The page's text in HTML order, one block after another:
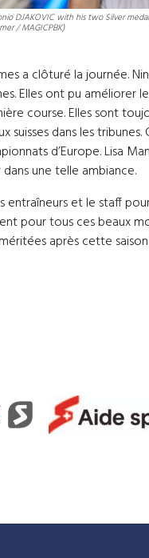
DJAKOVIC with his two Silver
/ MAGICPBK)
a clôturé la journée.
Elles ont pu améliorer
course. Elles sont
dans les tribunes.
d’Europe. Lisa
une telle ambiance.
et le staff
pour tous ces beaux
après cette